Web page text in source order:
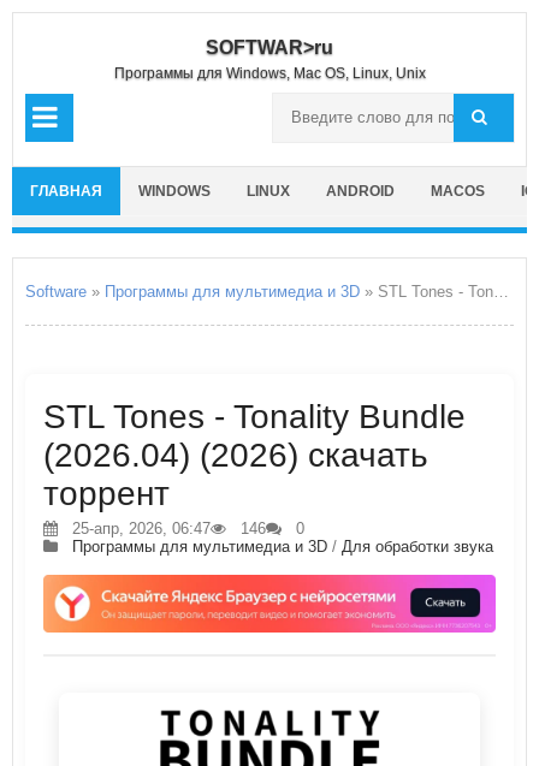
SOFTWAR>ru
Программы для Windows, Mac OS, Linux, Unix
ГЛАВНАЯ WINDOWS LINUX ANDROID MACOS
Software » Программы для мультимедиа и 3D » STL Tones - Tonality Bundle
STL Tones - Tonality Bundle
(2026.04) (2026) скачать
торрент
25-апр, 2026, 06:47 146
0
Программы для мультимедиа и 3D / Для обработки звука